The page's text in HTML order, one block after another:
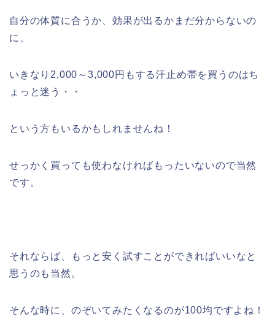
自分の体質に合うか、効果が出るかまだ分からないの
に、
いきなり2,000～3,000円もする汗止め帯を買うのはち
ょっと迷う・・
という方もいるかもしれませんね！
せっかく買っても使わなければもったいないので当然
です。
それならば、もっと安く試すことができればいいなと
思うのも当然。
そんな時に、のぞいてみたくなるのが100均ですよね！